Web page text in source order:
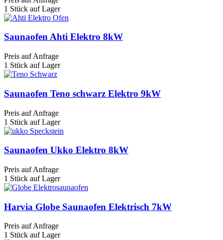
1 Stück auf Lager
Saunaofen Ahti Elektro 8kW
Preis auf Anfrage
1 Stück auf Lager
Saunaofen Teno schwarz Elektro 9kW
Preis auf Anfrage
1 Stück auf Lager
Saunaofen Ukko Elektro 8kW
Preis auf Anfrage
1 Stück auf Lager
Harvia Globe Saunaofen Elektrisch 7kW
Preis auf Anfrage
1 Stück auf Lager